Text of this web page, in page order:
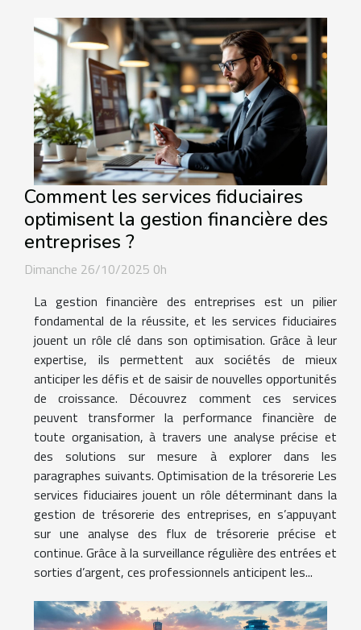
Comment les services fiduciaires
optimisent la gestion financière des
entreprises ?
Dimanche 26/10/2025 0h
La gestion financière des entreprises est un pilier
fondamental de la réussite, et les services fiduciaires
jouent un rôle clé dans son optimisation. Grâce à leur
expertise, ils permettent aux sociétés de mieux
anticiper les défis et de saisir de nouvelles opportunités
de croissance. Découvrez comment ces services
peuvent transformer la performance financière de
toute organisation, à travers une analyse précise et
des solutions sur mesure à explorer dans les
paragraphes suivants. Optimisation de la trésorerie Les
services fiduciaires jouent un rôle déterminant dans la
gestion de trésorerie des entreprises, en s’appuyant
sur une analyse des flux de trésorerie précise et
continue. Grâce à la surveillance régulière des entrées et
sorties d’argent, ces professionnels anticipent les...